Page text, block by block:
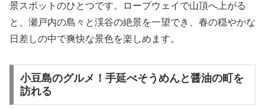
景スポットのひとつです。ロープウェイで山頂へ上がる
と、瀬戸内の島々と渓谷の絶景を一望でき、春の穏やかな
日差しの中で爽快な景色を楽しめます。
小豆島のグルメ！手延べそうめんと醤油の町を
訪れる